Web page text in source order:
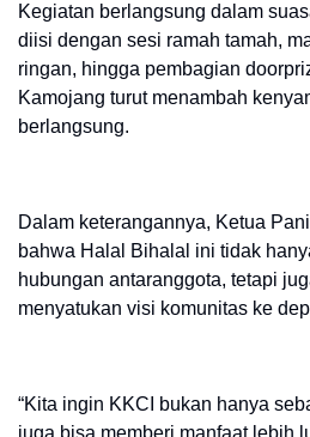
Kegiatan berlangsung dalam
diisi dengan sesi ramah tamah,
ringan, hingga pembagian
Kamojang turut menambah
berlangsung.
Dalam keterangannya, Ketua
bahwa Halal Bihalal ini tidak
hubungan antaranggota, tetapi
menyatukan visi komunitas ke
“Kita ingin KKCI bukan hanya
juga bisa memberi manfaat lebih